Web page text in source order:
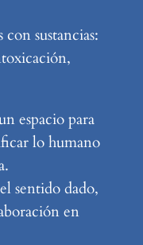
sustancias:
espacio para
lo humano
sentido dado,
en